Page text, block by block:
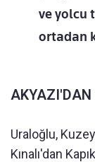
ve yolcu
ortadan
AKYAZI'DAN
Uraloğlu,
Kınalı'dan